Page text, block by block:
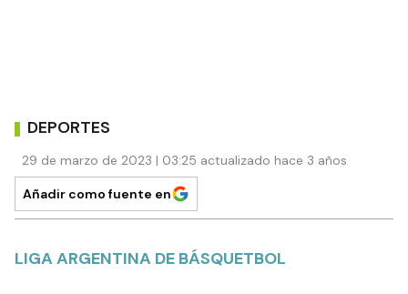
DEPORTES
29 de marzo de 2023 | 03:25 actualizado hace 3 años
Añadir como fuente en
LIGA ARGENTINA DE BÁSQUETBOL